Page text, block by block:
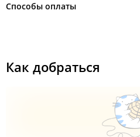
Способы оплаты
Как добраться